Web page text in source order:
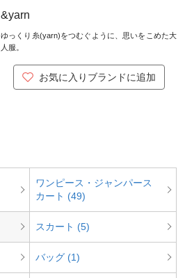
&yarn
ゆっくり糸(yarn)をつむぐように、思いをこめた大
人服。
お気に入りブランドに追加
ワンピース・ジャンパース
カート (49)
スカート (5)
バッグ (1)